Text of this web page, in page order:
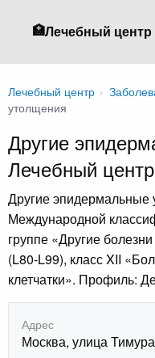
🏥Лечебный центр
Лечебный центр ›
утолщения
Другие
Лечебный
Другие
Международной
группе «Другие
(L80-L99), класс XII
клетчатки». Профиль:
Адрес
Москва, улица